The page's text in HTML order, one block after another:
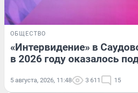
ОБЩЕСТВО
«Интервидение» в
в 2026 году оказалось
5 августа, 2026, 11:48 3 611 15